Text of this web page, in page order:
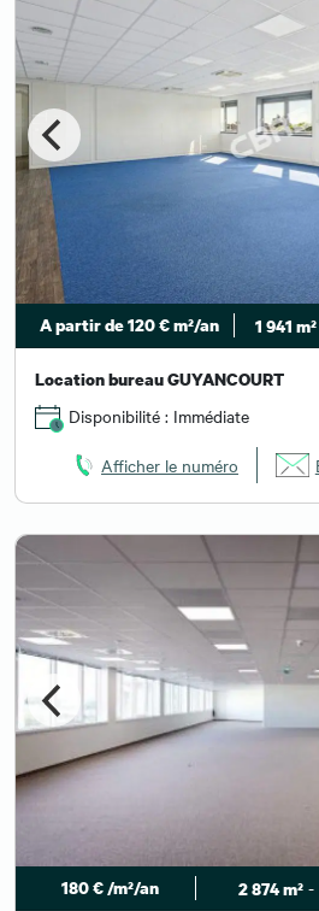
A partir de 120 € m²/an 1 941 m²
Location bureau GUYANCOURT
Disponibilité : Immédiate
Afficher le numéro
180 € /m²/an 2 874 m² -